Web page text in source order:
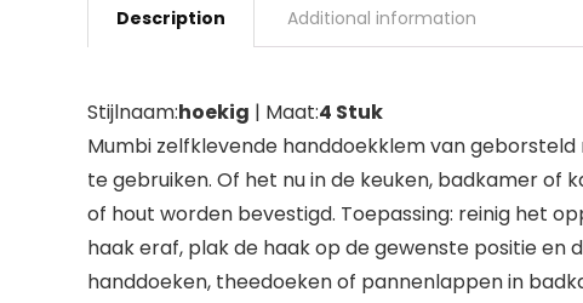
Description Additional information
Stijlnaam:hoekig | Maat:4 Stuk
Mumbi zelfklevende handdoekklem van
te gebruiken. Of het nu in de keuken, badkamer of
of hout worden bevestigd. Toepassing: reinig het
haak eraf, plak de haak op de gewenste positie en
handdoeken, theedoeken of pannenlappen in